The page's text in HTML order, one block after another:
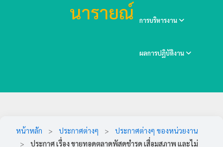
นารายณ์
การบริหารงาน
ผลการปฏิบัติงาน
หน้าหลัก > ประกาศต่างๆ >
ประกาศต่างๆ ของหน่วยงาน
>
ประกาศ เรื่อง ขายทอดตลาดพัสดุชำรุด เสื่อมสภาพ และไม่